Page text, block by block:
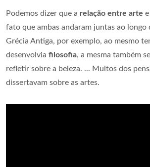
Podemos dizer que a relação entre arte e
fato que ambas andaram juntas ao longo
Grécia Antiga, por exemplo, ao mesmo
desenvolvia filosofia, a mesma também
refletir sobre a beleza. ... Muitos dos
dissertavam sobre as artes.